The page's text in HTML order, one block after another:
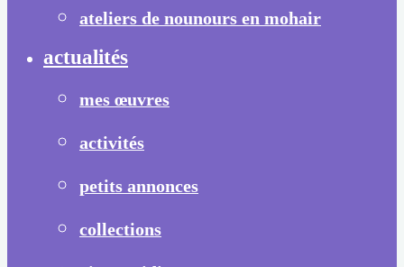
ateliers de nounours en mohair
actualités
mes œuvres
activités
petits annonces
collections